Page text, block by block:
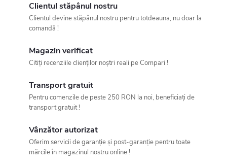
Clientul stăpânul nostru
Clientul devine stăpânul nostru pentru totdeauna, nu doar la
comandă !
Magazin verificat
Citiți recenziile clienților noștri reali pe Compari !
Transport gratuit
Pentru comenzile de peste 250 RON la noi, beneficiați de
transport gratuit !
Vânzător autorizat
Oferim servicii de garanție și post-garanție pentru toate
mărcile în magazinul nostru online !